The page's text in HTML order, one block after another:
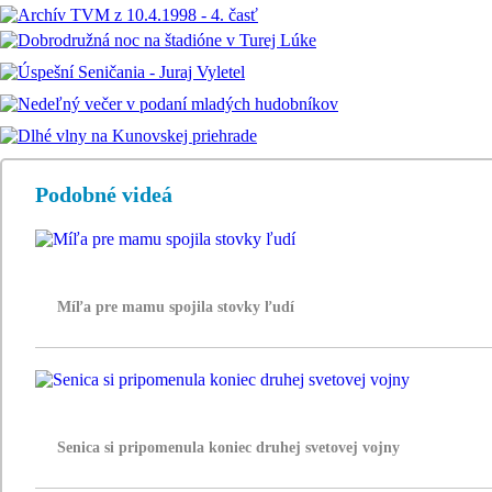
Podobné videá
Míľa pre mamu spojila stovky ľudí
Senica si pripomenula koniec druhej svetovej vojny